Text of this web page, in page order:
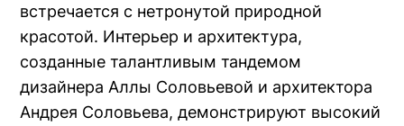
встречается с нетронутой природной
красотой. Интерьер и архитектура,
созданные талантливым тандемом
дизайнера Аллы Соловьевой и архитектора
Андрея Соловьева, демонстрируют высокий